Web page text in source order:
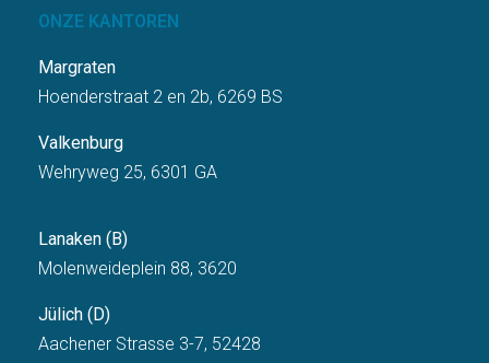
ONZE KANTOREN
Margraten
Hoenderstraat 2 en 2b, 6269 BS
Valkenburg
Wehryweg 25, 6301 GA
Lanaken (B)
Molenweideplein 88, 3620
Jülich (D)
Aachener Strasse 3-7, 52428